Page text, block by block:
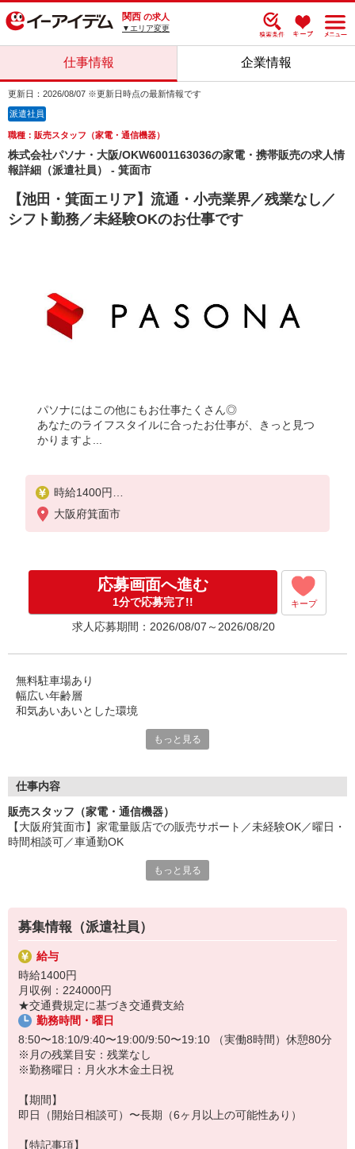
関西 の求人
▼エリア変更
仕事情報 企業情報
更新日：2026/08/07 ※更新日時点の最新情報です
派遣社員
職種：販売スタッフ（家電・通信機器）
株式会社パソナ・大阪/OKW6001163036の家電・携帯販売の求人情
報詳細（派遣社員） - 箕面市
【池田・箕面エリア】流通・小売業界／残業なし／
シフト勤務／未経験OKのお仕事です
パソナにはこの他にもお仕事たくさん◎
あなたのライフスタイルに合ったお仕事が、きっと見つ
かりますよ...
時給1400円
月収例：224000円
★交通費規定に基づき交通費支給
大阪府箕面市
応募画面へ進む
1分で応募完了!! キープ
求人応募期間：2026/08/07～2026/08/20
無料駐車場あり
幅広い年齢層
和気あいあいとした環境
高時給の関西圏事務のお仕事多数！
高時給が魅力のパソナで、新しいスタート！
有給休暇（半休取得可）や交通費支給をはじめ、
各種社会保険（規定有）など充実の待遇でサポート！
「やりがいのある仕事にチャレンジしたい」
あなたのそんな思いを応援しています！
もっと見る
仕事内容
販売スタッフ（家電・通信機器）
【大阪府箕面市】家電量販店での販売サポート／未経験OK／曜日・
時間相談可／車通勤OK
未経験からはじめる家電量販店のお仕事！
＜おすすめポイント＞
・職種・業界未経験OK
・20代〜50代の幅広い年代が活躍中
・残業は一切ありません
＜お仕事内容＞
・レジ対応（商品のお会計、ポイントカード対応など）
・商品補充・陳列（売り場に商品を並べる、補充する作業）
・お客様への簡単なご案内（売り場案内や簡単な商品のご説明）
・電話応対（店舗への問い合わせの一次対応）
・店内の清掃・片付けなど
（お仕事番号：6001163036）
もっと見る
募集情報（派遣社員）
給与
時給1400円
月収例：224000円
★交通費規定に基づき交通費支給
勤務時間・曜日
8:50〜18:10/9:40〜19:00/9:50〜19:10 （実働8時間）休憩80分
※月の残業目安：残業なし
※勤務曜日：月火水木金土日祝
【期間】
即日（開始日相談可）〜長期（6ヶ月以上の可能性あり）
【特記事項】